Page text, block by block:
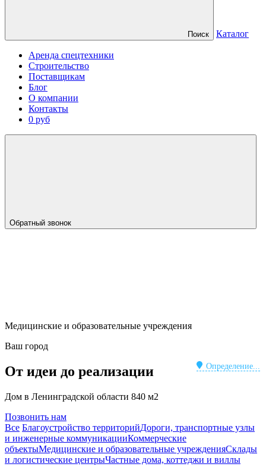
Поиск Каталог
Аренда спецтехники
Строительство
Поставщикам
Блог
О компании
Контакты
0 руб
Обратный звонок
Медицинские и образовательные учреждения
Ваш город
Определение...
От идеи до реализации
Дом в Ленинградской области 840 м2
Позвонить нам
Все Благоустройство территорийДороги, транспортные узлы
и инженерные коммуникацииКоммерческие
объектыМедицинские и образовательные учрежденияСклады
и логистические центрыЧастные дома, коттеджи и виллы